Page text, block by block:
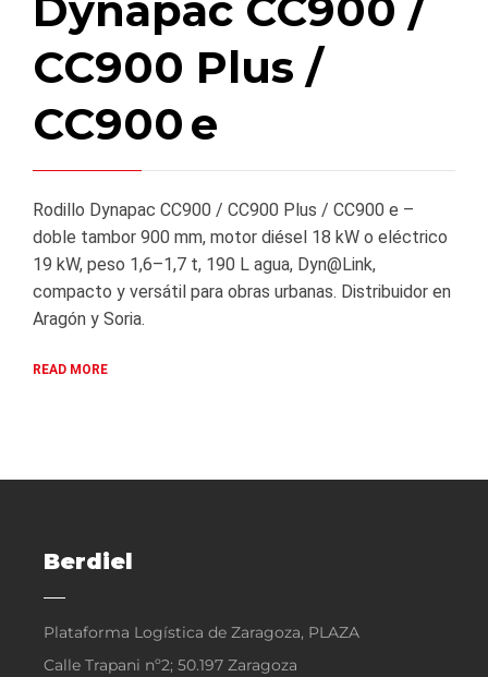
Dynapac CC900 /
CC900 Plus /
CC900 e
Rodillo Dynapac CC900 / CC900 Plus / CC900 e –
doble tambor 900 mm, motor diésel 18 kW o eléctrico
19 kW, peso 1,6–1,7 t, 190 L agua, Dyn@Link,
compacto y versátil para obras urbanas. Distribuidor en
Aragón y Soria.
READ MORE
Berdiel
Plataforma Logística de Zaragoza, PLAZA
Calle Trapani nº2; 50.197 Zaragoza